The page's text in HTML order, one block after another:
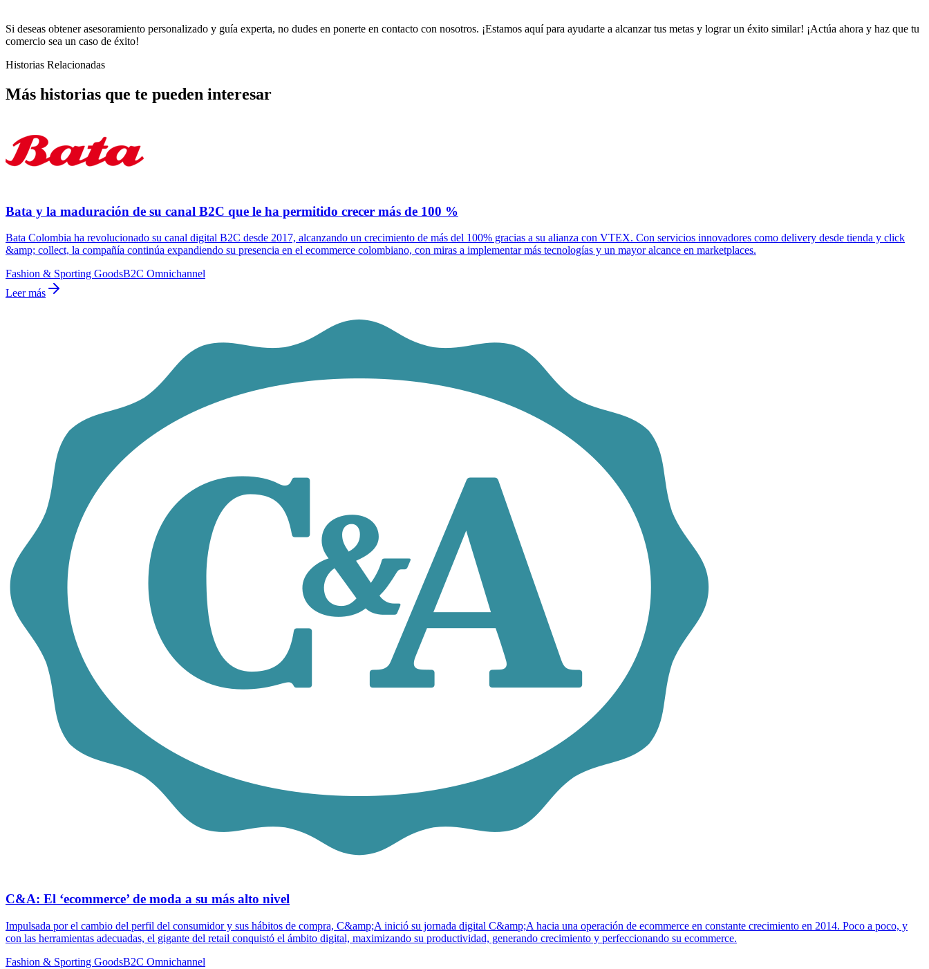
Si deseas obtener asesoramiento personalizado y guía experta, no dudes en ponerte en contacto con nosotros. ¡Estamos aquí para ayudarte a alcanzar tus metas y lograr un éxito similar! ¡Actúa ahora y haz que tu
comercio sea un caso de éxito!
Historias Relacionadas
Más historias que te pueden interesar
Bata y la maduración de su canal B2C que le ha permitido crecer más de 100 %
Bata Colombia ha revolucionado su canal digital B2C desde 2017, alcanzando un crecimiento de más del 100% gracias a su alianza con VTEX. Con servicios innovadores como delivery desde tienda y click
&amp; collect, la compañía continúa expandiendo su presencia en el ecommerce colombiano, con miras a implementar más tecnologías y un mayor alcance en marketplaces.
Fashion & Sporting GoodsB2C Omnichannel
Leer más
C&A: El ‘ecommerce’ de moda a su más alto nivel
Impulsada por el cambio del perfil del consumidor y sus hábitos de compra, C&amp;A inició su jornada digital C&amp;A hacia una operación de ecommerce en constante crecimiento en 2014. Poco a poco, y
con las herramientas adecuadas, el gigante del retail conquistó el ámbito digital, maximizando su productividad, generando crecimiento y perfeccionando su ecommerce.
Fashion & Sporting GoodsB2C Omnichannel